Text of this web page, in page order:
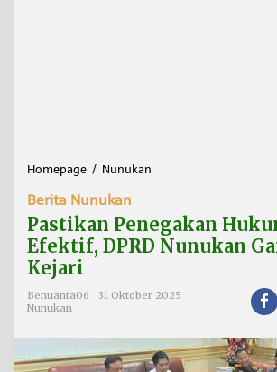
Homepage / Nunukan
t
i
k
P
e
g
Berita Nunukan
Pastikan Penegakan
Efektif, DPRD Nunukan
Kejari
Benuanta06
31 Oktober 2025
Nunukan